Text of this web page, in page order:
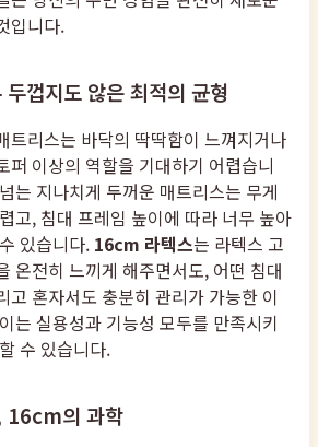
입니다.
껍지도 않은 최적의 균형
트리스는 바닥의 딱딱함이 느껴지거나
퍼 이상의 역할을 기대하기 어렵습니
는 지나치게 두꺼운 매트리스는 무게
고, 침대 프레임 높이에 따라 너무 높아
있습니다. 16cm 라텍스는 라텍스 고
온전히 느끼게 해주면서도, 어떤 침대
고 혼자서도 충분히 관리가 가능한 이
는 실용성과 기능성 모두를 만족시키
수 있습니다.
16cm의 과학